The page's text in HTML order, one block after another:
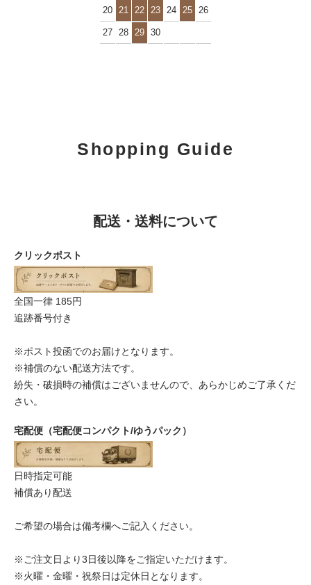
20 21 22 23 24 25 26
27 28 29 30
Shopping Guide
配送・送料について
クリックポスト
全国一律 185円
追跡番号付き
※ポスト投函でのお届けとなります。
※補償のない配送方法です。
紛失・破損時の補償はございませんので、あらかじめご了承くだ
さい。
宅配便（宅配便コンパクト/ゆうパック）
日時指定可能
補償あり配送
ご希望の場合は備考欄へご記入ください。
※ご注文日より3日後以降をご指定いただけます。
※火曜・金曜・祝祭日は定休日となります。